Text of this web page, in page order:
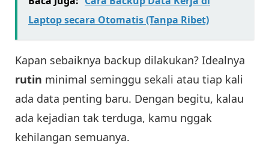
Laptop secara Otomatis (Tanpa Ribet)
Kapan sebaiknya backup dilakukan? Idealnya
rutin minimal seminggu sekali atau tiap kali
ada data penting baru. Dengan begitu, kalau
ada kejadian tak terduga, kamu nggak
kehilangan semuanya.